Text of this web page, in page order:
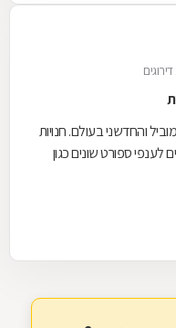
והחדשני בעולם. חנויות
לענפי ספורט שונים כגון